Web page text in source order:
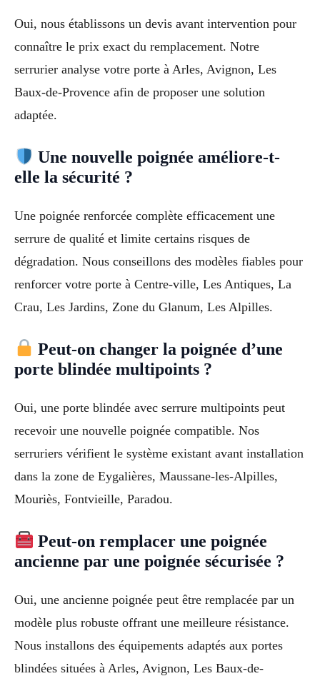
Oui, nous établissons un devis avant intervention pour
connaître le prix exact du remplacement. Notre
serrurier analyse votre porte à Arles, Avignon, Les
Baux-de-Provence afin de proposer une solution
adaptée.
Une nouvelle poignée améliore-t-
elle la sécurité ?
Une poignée renforcée complète efficacement une
serrure de qualité et limite certains risques de
dégradation. Nous conseillons des modèles fiables pour
renforcer votre porte à Centre-ville, Les Antiques, La
Crau, Les Jardins, Zone du Glanum, Les Alpilles.
Peut-on changer la poignée d’une
porte blindée multipoints ?
Oui, une porte blindée avec serrure multipoints peut
recevoir une nouvelle poignée compatible. Nos
serruriers vérifient le système existant avant installation
dans la zone de Eygalières, Maussane-les-Alpilles,
Mouriès, Fontvieille, Paradou.
Peut-on remplacer une poignée
ancienne par une poignée sécurisée ?
Oui, une ancienne poignée peut être remplacée par un
modèle plus robuste offrant une meilleure résistance.
Nous installons des équipements adaptés aux portes
blindées situées à Arles, Avignon, Les Baux-de-